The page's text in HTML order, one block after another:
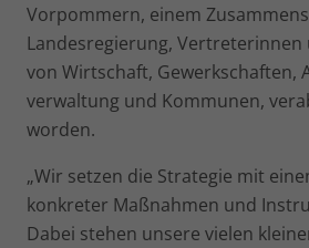
Vorpommern, einem
Landesregierung,
von Wirt­schaft, Gewerk­schaften,
verwaltung und Kommunen,
worden.
„Wir setzen die Strategie mit
konkreter Maßnahmen und
Dabei stehen unsere vielen